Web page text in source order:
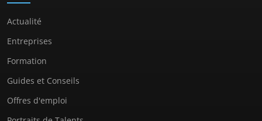
Actualité
Entreprises
Formation
Guides et Conseils
Offres d'emploi